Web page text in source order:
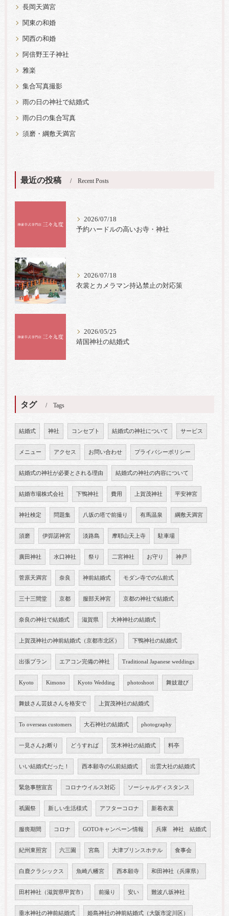
長岡天満宮
関東の和婚
関西の和婚
阿倍野王子神社
雅楽
集合写真撮影
雨の日の神社で結婚式
雨の日の集合写真
須磨・綱敷天満宮
最近の投稿 Recent Posts
2026/07/18
予約ハードルの高いお寺・神社
2026/07/18
衣裳とカメラマン持込禁止の対応策
2026/05/25
靖国神社の結婚式
タグ Tags
結婚式 神社 コンセプト 結婚式の神社について サービス
メニュー アクセス お問い合わせ プライバシーポリシー
結婚式の神社が必要とされる理由 結婚式の神社の内容について
結婚市場株式会社 下鴨神社 費用 上賀茂神社 平安神宮
神社検定 問題集 八坂の塔で前撮り 有馬温泉 綱敷天満宮
須磨 伊弉諾神宮 淡路島 摩耶山天上寺 駐車場
廣田神社 水口神社 祭り 二宮神社 お守り 神戸
菅原天満宮 奈良 神前結婚式 モダン寺での仏前式
三十三間堂 京都 服部天神宮 京都の神社で結婚式
奈良の神社で結婚式 滋賀県 大神神社の結婚式
上賀茂神社の神前結婚式（京都市北区） 下鴨神社の結婚式
出張プラン エアコン完備の神社 Traditional Japanese weddings
Kyoto Kimono Kyoto Wedding photoshoot 舞妓遊び
舞妓さん芸妓さんを格安で 上賀茂神社の結婚式
To overseas customers 大石神社の結婚式 photography
一見さんお断り どうすれば 茨木神社の結婚式 料亭
いい結婚式だった！ 西本願寺の仏前結婚式 出雲大社の結婚式
緊急事態宣言 コロナウイルス対応 ソーシャルディスタンス
祇園祭 新しい生活様式 アフターコロナ 新着衣裳
服喪期間 コロナ GOTOキャンペーン情報 兵庫 神社 結婚式
紀州東照宮 六三園 宮島 大津プリンスホテル 食事会
白鹿クラシックス 魚崎八幡宮 西本願寺 和田神社（兵庫県）
田村神社（滋賀県甲賀市） 前撮り 安い 難波八坂神社
垂水神社の神前結婚式 姫島神社の神前結婚式（大阪市淀川区）